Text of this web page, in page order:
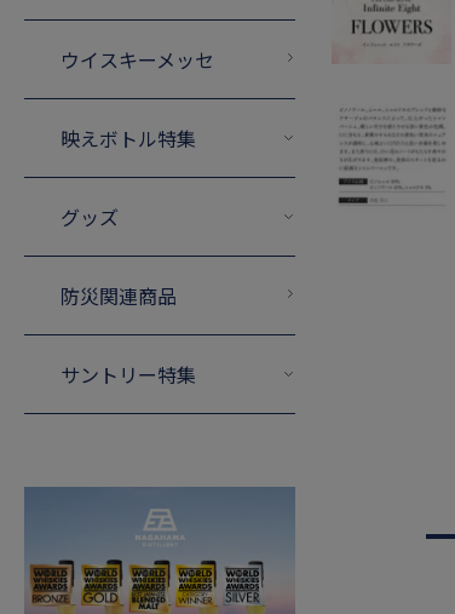
ウイスキーメッセ
映えボトル特集
グッズ
防災関連商品
サントリー特集